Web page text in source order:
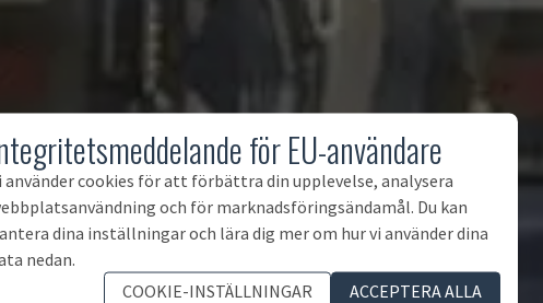
för EU-användare
använder cookies för att förbättra din upplevelse, analysera
och för marknadsföringsändamål. Du kan
dina inställningar och lära dig mer om hur vi använder dina
nedan.
COOKIE-INSTÄLLNINGAR
ACCEPTERA ALLA